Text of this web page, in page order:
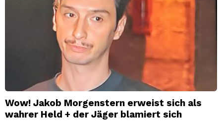
Wow! Jakob Morgenstern erweist sich als
wahrer Held + der Jäger blamiert sich